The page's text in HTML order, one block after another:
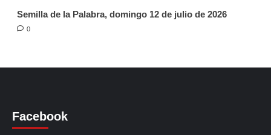
Semilla de la Palabra, domingo 12 de julio de 2026
0
Facebook